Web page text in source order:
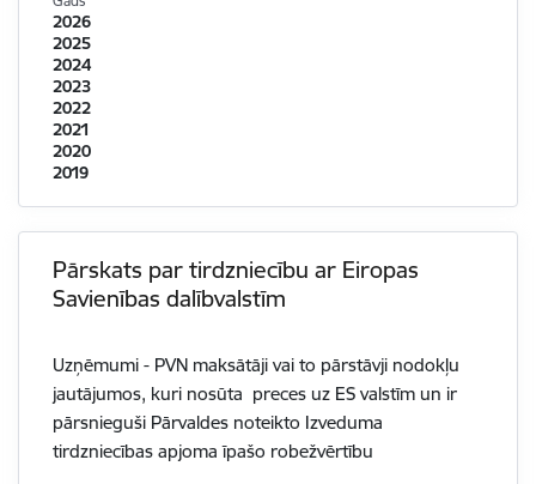
2026
2025
2024
2023
2022
2021
2020
2019
Pārskats par tirdzniecību ar Eiropas
Savienības dalībvalstīm
Uzņēmumi - PVN maksātāji vai to pārstāvji nodokļu
jautājumos, kuri nosūta preces uz ES valstīm un ir
pārsnieguši Pārvaldes noteikto Izveduma
tirdzniecības apjoma īpašo robežvērtību